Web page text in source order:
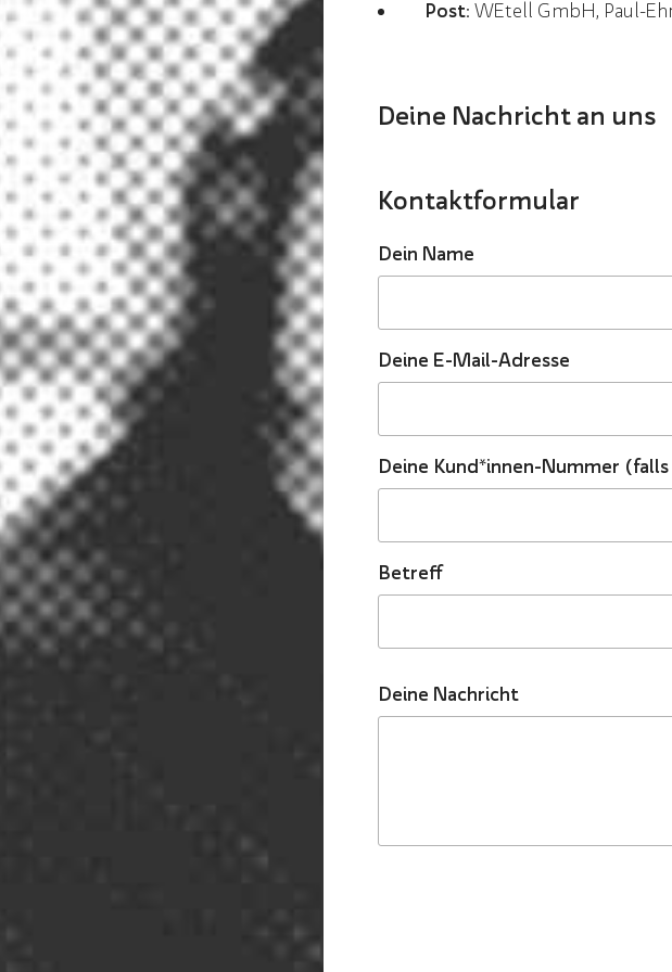
Post: WEtell GmbH, Paul-
Deine Nachricht an uns
Kontaktformular
Dein Name
Deine E-Mail-Adresse
Deine Kund*innen-Nummer
Betreff
Deine Nachricht